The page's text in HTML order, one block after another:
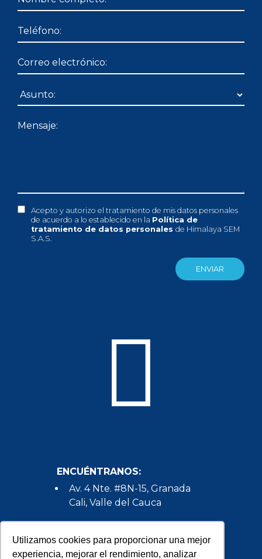
Utilizamos cookies para proporcionar una mejor
experiencia, mejorar el rendimiento, analizar
Acepto y autorizo el tratamiento de mis datos personales
de acuerdo a lo establecido en la Política de
tratamiento de datos personales de Himalaya SEM
S.A.S.
ENCUÉNTRANOS:
Av. 4 Nte. #8N-15, Granada
Cali, Valle del Cauca
HABLEMOS:
(+57) 602 386 5350